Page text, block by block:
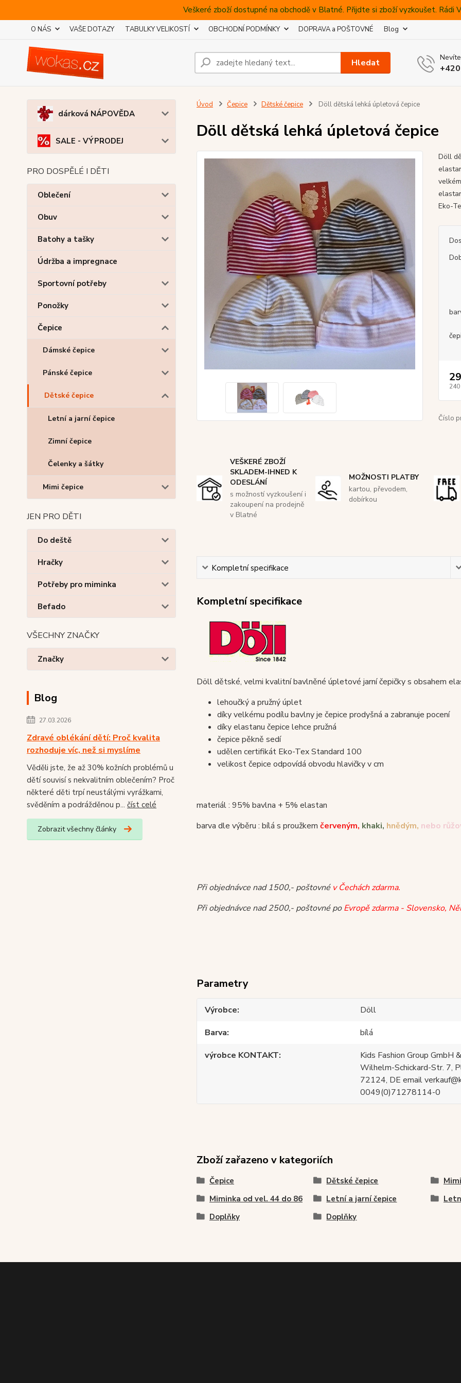
Veškeré zboží dostupné na obchodě v Blatné. Přijdte si zboží vyzkoušet. Rádi
O NÁS VAŠE DOTAZY TABULKY VELIKOSTÍ OBCHODNÍ PODMÍNKY DOPRAVA a POŠTOVNÉ Blog
Hledat
dárková NÁPOVĚDA
SALE - VÝPRODEJ
PRO DOSPĚLÉ I DĚTI
Oblečení
Obuv
Batohy a tašky
Údržba a impregnace
Sportovní potřeby
Ponožky
Čepice
Dámské čepice
Pánské čepice
Dětské čepice
Letní a jarní čepice
Zimní čepice
Čelenky a šátky
Mimi čepice
JEN PRO DĚTI
Do deště
Hračky
Potřeby pro miminka
Befado
VŠECHNY ZNAČKY
Značky
Blog
27.03.2026
Zdravé oblékání dětí: Proč kvalita
rozhoduje víc, než si myslíme
Věděli jste, že až 30% kožních problémů u
dětí souvisí s nekvalitním oblečením? Proč
některé děti trpí neustálými vyrážkami,
svěděním a podrážděnou p... číst celé
Zobrazit všechny články
Úvod Čepice Dětské čepice Döll dětská lehká úpletová čepice
Döll dětská lehká úpletová čepice
Döll
Eko-
240
Číslo
VEŠKERÉ ZBOŽÍ
SKLADEM-IHNED K
ODESLÁNÍ
s možností vyzkoušení i
zakoupení na prodejně
v Blatné
MOŽNOSTI PLATBY
kartou, převodem,
dobírkou
Kompletní specifikace
Kompletní specifikace
Döll dětské, velmi kvalitní bavlněné úpletové jarní čepičky s obsahem
lehoučký a pružný úplet
díky velkému podílu bavlny je čepice prodyšná a zabranuje pocení
díky elastanu čepice lehce pružná
čepice pěkně sedí
udělen certifikát Eko-Tex Standard 100
velikost čepice odpovídá obvodu hlavičky v cm
materiál : 95% bavlna + 5% elastan
barva dle výběru : bílá s proužkem červeným, khaki, hnědým, nebo
Při objednávce nad 1500,- poštovné v Čechách zdarma.
Při objednávce nad 2500,- poštovné poEvropě zdarma - Slovensko,
Parametry
Výrobce
Döll
Barva
bílá
výrobce KONTAKT
Kids Fashion Group GmbH
Wilhelm-Schickard-Str. 7,
72124, DE email
0049(0)71278114-0
Zboží zařazeno v kategoriích
Čepice Dětské čepice
Miminka od vel. 44 do 86
Letní a jarní čepice
Doplňky
Doplňky